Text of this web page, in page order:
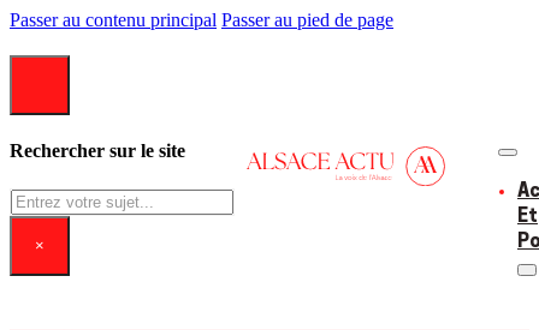
Passer au contenu principal Passer au pied de page
Et
Rechercher sur le site
Rechercher
×